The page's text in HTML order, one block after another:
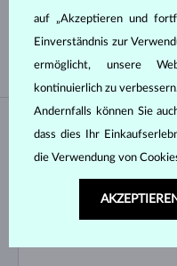
SÜSSWASSER
SÜDPAZIFIK
AUF LAGER
auf „Akzeptieren und
Einverständnis zur
ermöglicht, unsere
kontinuierlich zu verbessern.
Andernfalls können Sie
dass dies Ihr
die Verwendung von